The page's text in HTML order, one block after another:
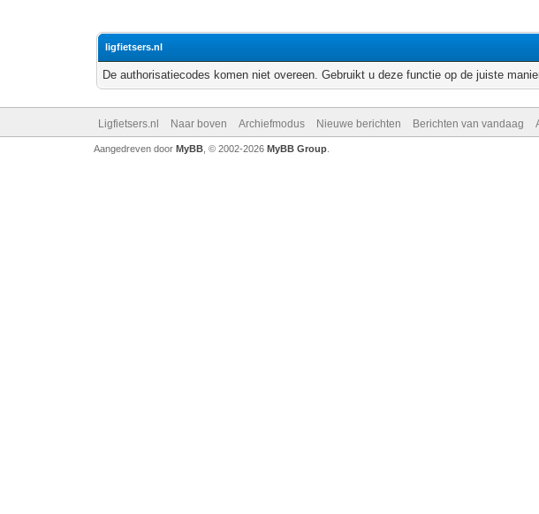
ligfietsers.nl
De authorisatiecodes komen niet overeen. Gebruikt u deze functie op de juiste
Ligfietsers.nl Naar boven Archiefmodus Nieuwe berichten Berichten van vandaag
Aangedreven door MyBB, © 2002-2026 MyBB Group.